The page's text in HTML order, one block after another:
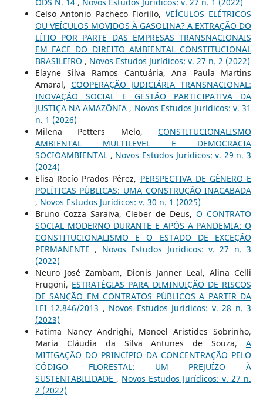
ODS N. 14 , Novos Estudos Jurí­dicos: v. 27 n. 1 (2022)
Celso Antonio Pacheco Fiorillo, VEÍCULOS ELÉTRICOS
OU VEÍCULOS MOVIDOS À GASOLINA? A EXTRAÇÃO DO
LÍTIO POR PARTE DAS EMPRESAS TRANSNACIONAIS
EM FACE DO DIREITO AMBIENTAL CONSTITUCIONAL
BRASILEIRO , Novos Estudos Jurí­dicos: v. 27 n. 2 (2022)
Elayne Silva Ramos Cantuária, Ana Paula Martins
Amaral, COOPERAÇÃO JUDICIÁRIA TRANSNACIONAL:
INOVAÇÃO SOCIAL E GESTÃO PARTICIPATIVA DA
JUSTIÇA NA AMAZÔNIA , Novos Estudos Jurí­dicos: v. 31
n. 1 (2026)
Milena Petters Melo,CONSTITUCIONALISMO
AMBIENTAL MULTILEVEL E DEMOCRACIA
SOCIOAMBIENTAL , Novos Estudos Jurí­dicos: v. 29 n. 3
(2024)
Elisa Rocío Prados Pérez, PERSPECTIVA DE GÊNERO E
POLÍTICAS PÚBLICAS: UMA CONSTRUÇÃO INACABADA
, Novos Estudos Jurí­dicos: v. 30 n. 1 (2025)
Bruno Cozza Saraiva, Cleber de Deus,O CONTRATO
SOCIAL MODERNO DURANTE E APÓS A PANDEMIA: O
CONSTITUCIONALISMO E O ESTADO DE EXCEÇÃO
PERMANENTE , Novos Estudos Jurí­dicos: v. 27 n. 3
(2022)
Neuro José Zambam, Dionis Janner Leal, Alina Celli
Frugoni, ESTRATÉGIAS PARA DIMINUIÇÃO DE RISCOS
DE SANÇÃO EM CONTRATOS PÚBLICOS A PARTIR DA
LEI 12.846/2013 , Novos Estudos Jurí­dicos: v. 28 n. 3
(2023)
Fatima Nancy Andrighi, Manoel Aristides Sobrinho,
Maria Cláudia da Silva Antunes de Souza,A
MITIGAÇÃO DO PRINCÍPIO DA CONCENTRAÇÃO PELO
CÓDIGO FLORESTAL: UM PREJUÍZO À
SUSTENTABILIDADE , Novos Estudos Jurí­dicos: v. 27 n.
2 (2022)